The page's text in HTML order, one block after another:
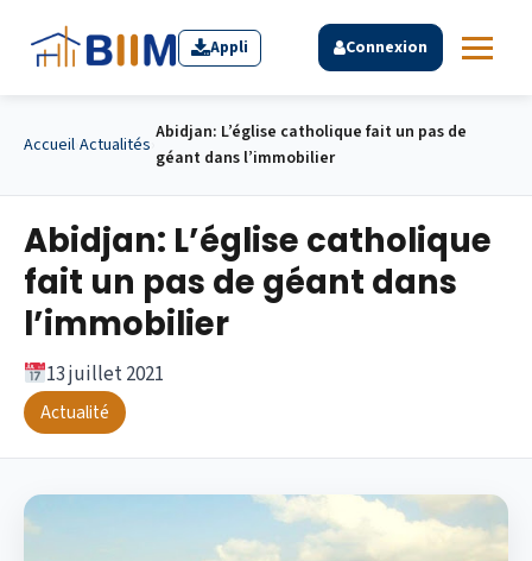
Appli Connexion
Accueil Actualités
Abidjan: L’église catholique fait un pas de
géant dans l’immobilier
Abidjan: L’église catholique
fait un pas de géant dans
l’immobilier
13 juillet 2021
Actualité